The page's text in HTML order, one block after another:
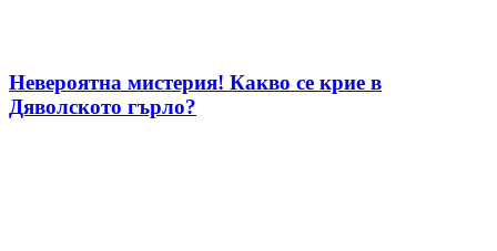
Невероятна мистерия! Какво се крие в
Дяволското гърло?